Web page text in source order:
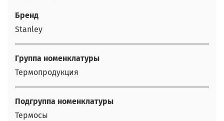
Бренд
Stanley
Группа номенклатуры
Термопродукция
Подгруппа номенклатуры
Термосы